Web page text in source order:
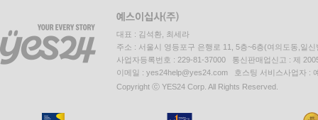
대표 : 김석환, 최세라
주소 : 서울시 영등포구 은행로 11, 5층~6층(여의도동,일신
사업자등록번호 : 229-81-37000 통신판매업신고 : 제
이메일 : yes24help@yes24.com 호스팅 서비스사업자 :
Copyright ⓒ YES24 Corp. All Rights Reserved.